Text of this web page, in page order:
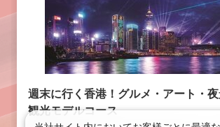
週末に行く香港！グルメ・アート・
観光モデルコース